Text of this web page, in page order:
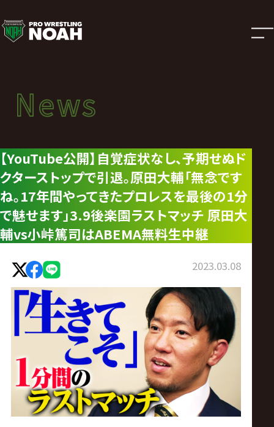
ニ
ュ
ー
ス
|
プ
ロ
レ
ス
ン
グ・
ノ
News
ニュース
News
【YouTube公開】自覚症状なし、予期せぬド
クターストップで引退。原田大輔「無念です
ね。17年間やってきたプロレスを最後の1分
で魅せます」3.9後楽園ラストマッチ 原田大
輔vs小峠篤司はABEMA無料生中継
2023.03.08